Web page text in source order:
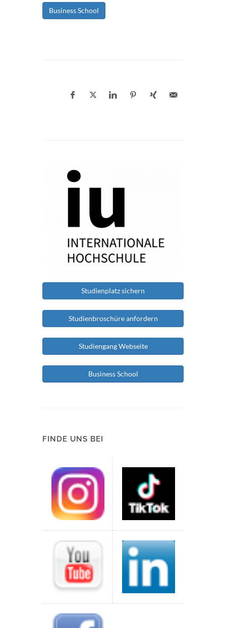
Business School
Studienplatz sichern
Studienbroschüre anfordern
Studiengang Webseite
Business School
FINDE UNS BEI